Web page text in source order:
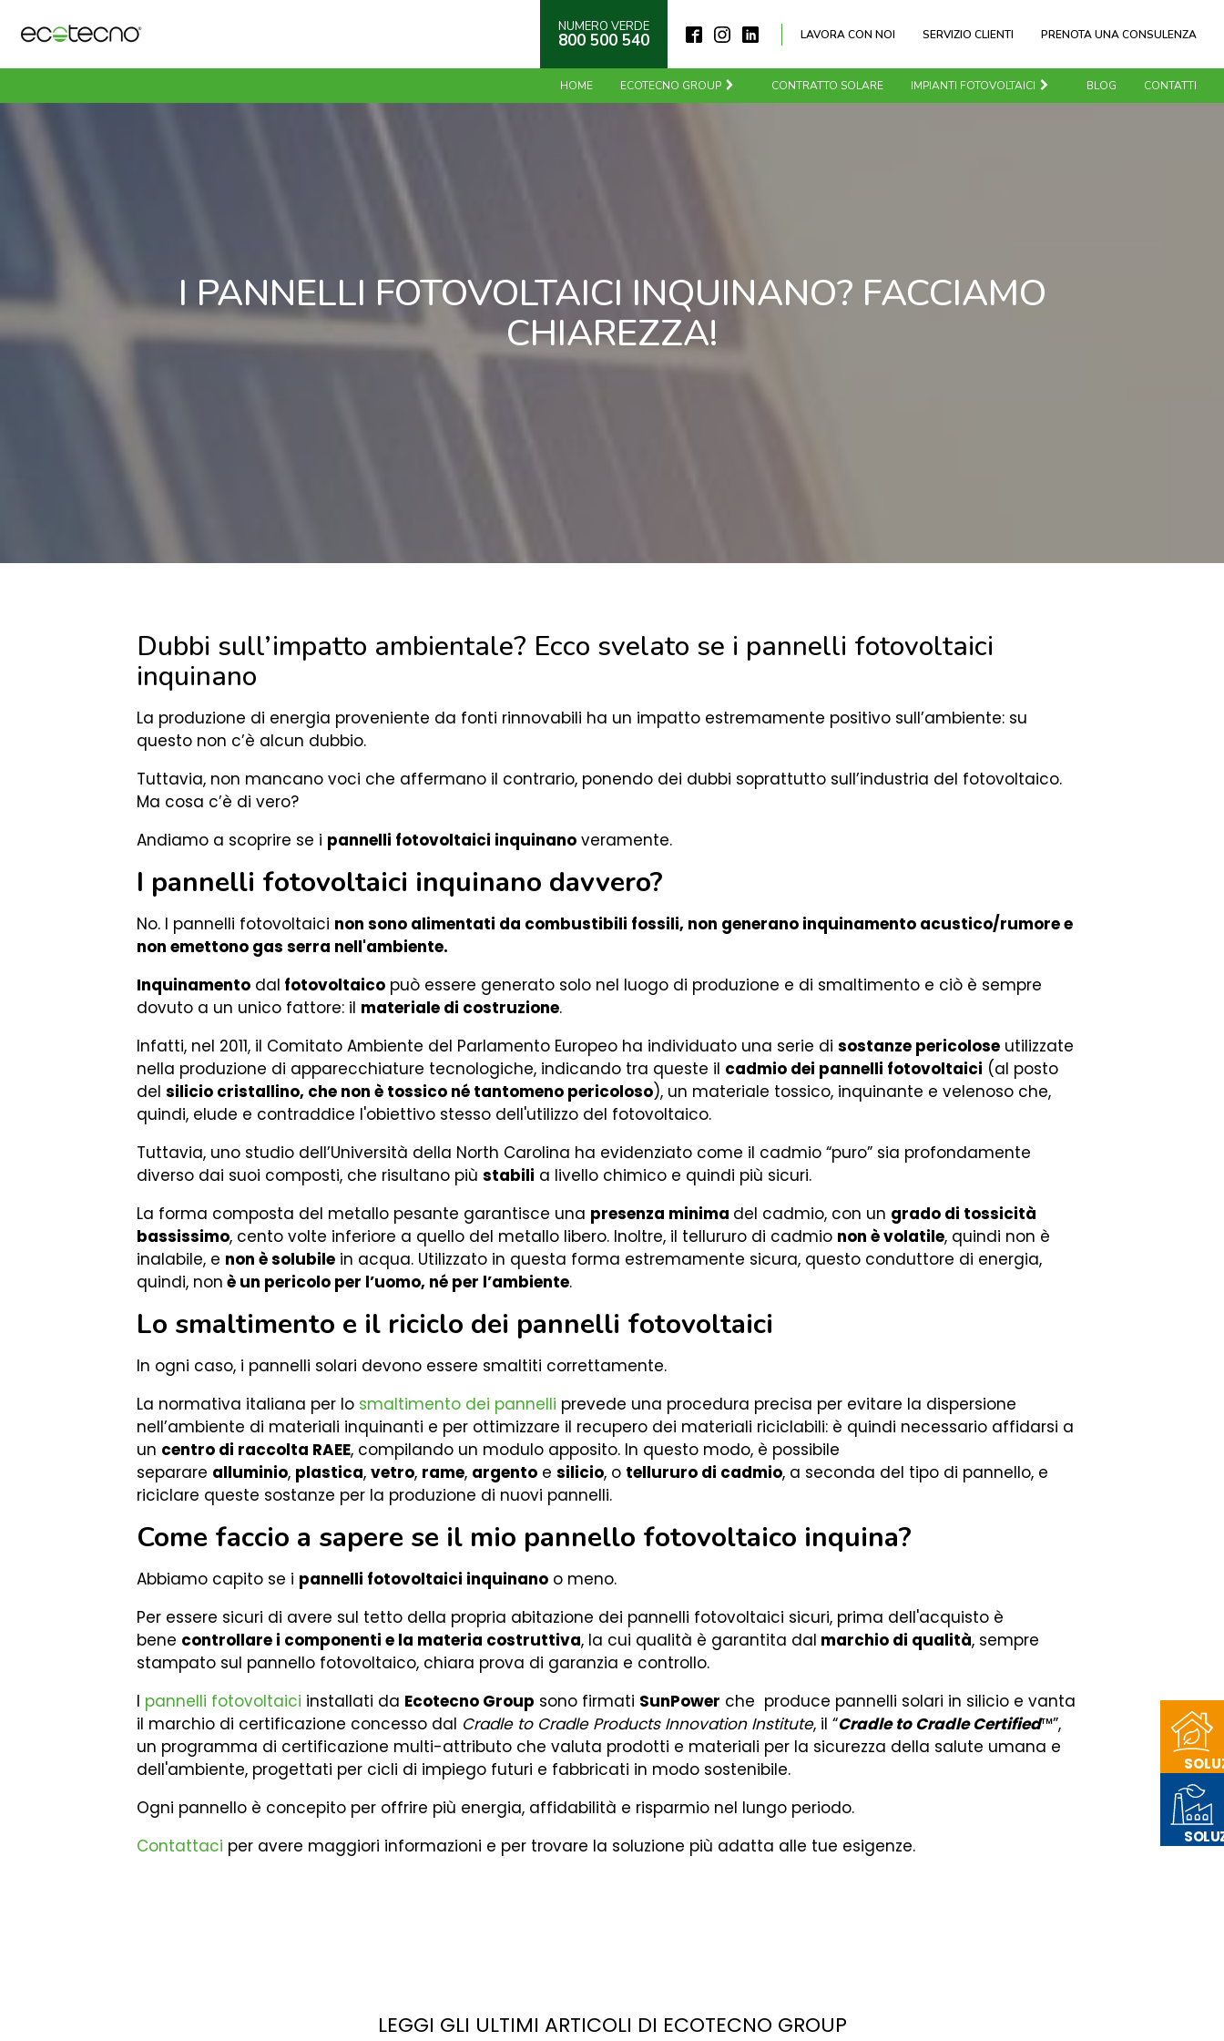
NUMERO VERDE
800 500 540 LAVORA CON NOI SERVIZIO CLIENTI PRENOTA UNA CONSULENZA
HOME ECOTECNO GROUP CONTRATTO SOLARE IMPIANTI FOTOVOLTAICI BLOG CONTATTI
I PANNELLI FOTOVOLTAICI INQUINANO? FACCIAMO
CHIAREZZA!
Dubbi sull’impatto ambientale? Ecco svelato se i pannelli fotovoltaici
inquinano
La produzione di energia proveniente da fonti rinnovabili ha un impatto estremamente positivo sull’ambiente: su
questo non c’è alcun dubbio.
Tuttavia, non mancano voci che affermano il contrario, ponendo dei dubbi soprattutto sull’industria del fotovoltaico.
Ma cosa c’è di vero?
Andiamo a scoprire se i pannelli fotovoltaici inquinano veramente.
I pannelli fotovoltaici inquinano davvero?
No. I pannelli fotovoltaici non sono alimentati da combustibili fossili, non generano inquinamento acustico/rumore e
non emettono gas serra nell'ambiente.
Inquinamento dal fotovoltaico può essere generato solo nel luogo di produzione e di smaltimento e ciò è sempre
dovuto a un unico fattore: il materiale di costruzione.
Infatti, nel 2011, il Comitato Ambiente del Parlamento Europeo ha individuato una serie disostanze pericolose utilizzate
nella produzione di apparecchiature tecnologiche, indicando tra queste il cadmio dei pannelli fotovoltaici (al posto
delsilicio cristallino, che non è tossico né tantomeno pericoloso), un materiale tossico, inquinante e velenoso che,
quindi, elude e contraddice l'obiettivo stesso dell'utilizzo del fotovoltaico.
Tuttavia, uno studio dell’Università della North Carolina ha evidenziato come il cadmio “puro” sia profondamente
diverso dai suoi composti, che risultano piùstabili a livello chimico e quindi più sicuri.
La forma composta del metallo pesante garantisce una presenza minima del cadmio, con un grado di tossicità
bassissimo, cento volte inferiore a quello del metallo libero. Inoltre, il tellururo di cadmio non è volatile, quindi non è
inalabile, e non è solubile in acqua. Utilizzato in questa forma estremamente sicura, questo conduttore di energia,
quindi, non è un pericolo per l’uomo, né per l’ambiente.
Lo smaltimento e il riciclo dei pannelli fotovoltaici
In ogni caso, i pannelli solari devono essere smaltiti correttamente.
La normativa italiana per lo smaltimento dei pannelli prevede una procedura precisa per evitare la dispersione
nell’ambiente di materiali inquinanti e per ottimizzare il recupero dei materiali riciclabili: è quindi necessario affidarsi a
un centro di raccolta RAEE, compilando un modulo apposito. In questo modo, è possibile
separare alluminio, plastica,vetro, rame, argento esilicio, o tellururo di cadmio, a seconda del tipo di pannello, e
riciclare queste sostanze per la produzione di nuovi pannelli.
Come faccio a sapere se il mio pannello fotovoltaico inquina?
Abbiamo capito se i pannelli fotovoltaici inquinano o meno.
Per essere sicuri di avere sul tetto della propria abitazione dei pannelli fotovoltaici sicuri, prima dell'acquisto è
bene controllare i componenti e la materia costruttiva, la cui qualità è garantita dal marchio di qualità, sempre
stampato sul pannello fotovoltaico, chiara prova di garanzia e controllo.
I pannelli fotovoltaici installati da Ecotecno Group sono firmati SunPower che produce pannelli solari in silicio e vanta
il marchio di certificazione concesso dal Cradle to Cradle Products Innovation Institute, il “Cradle to Cradle Certified™”,
un programma di certificazione multi-attributo che valuta prodotti e materiali per la sicurezza della salute umana e
dell'ambiente, progettati per cicli di impiego futuri e fabbricati in modo sostenibile.
Ogni pannello è concepito per offrire più energia, affidabilità e risparmio nel lungo periodo.
Contattaci per avere maggiori informazioni e per trovare la soluzione più adatta alle tue esigenze.
LEGGI GLI ULTIMI ARTICOLI DI ECOTECNO GROUP
LA